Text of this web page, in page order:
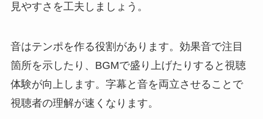
見やすさを工夫しましょう。
音はテンポを作る役割があります。効果音で注目
箇所を示したり、BGMで盛り上げたりすると視聴
体験が向上します。字幕と音を両立させることで
視聴者の理解が速くなります。